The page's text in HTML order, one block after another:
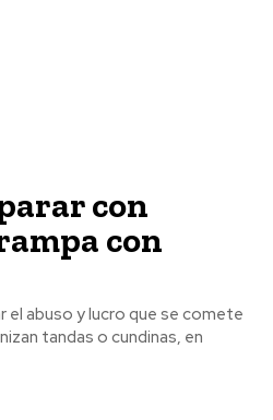
con
con
abuso y lucro que se comete
tandas o cundinas, en